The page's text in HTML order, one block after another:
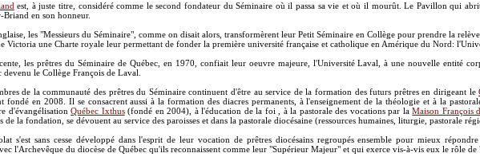
est, à juste titre, considéré comme le second fondateur du Séminaire où il passa sa vie et où il mourût. Le Pavillon qui
en son honneur.
les "Messieurs du Séminaire", comme on disait alors, transformèrent leur Petit Séminaire en Collège pour prendre la
Victoria une Charte royale leur permettant de fonder la première université française et catholique en Amérique du Nord:
les prêtres du Séminaire de Québec, en 1970, confiait leur oeuvre majeure, l'Université Laval, à une nouvelle entité
devenu le Collège François de Laval.
de la communauté des prêtres du Séminaire continuent d'être au service de la formation des futurs prêtres en dirigeant le
fondé en 2008. Il se consacrent aussi à la formation des diacres permanents, à l'enseignement de la théologie et à la
d'évangélisationQuébec Ixthus(fondé en 2004), à l'éducation de la foi , à la pastorale des vocations par laMaison François
de la fondation, se dévouent au service des paroisses et dans la pastorale diocésaine (ressources humaines, liturgie, pastorale
s'est sans cesse développé dans l'esprit de leur vocation de prêtres diocésains regroupés ensemble pour mieux
l'Archevêque du diocèse de Québec qu'ils reconnaissent comme leur "Supérieur Majeur" et qui exerce vis-à-vis eux le rôle